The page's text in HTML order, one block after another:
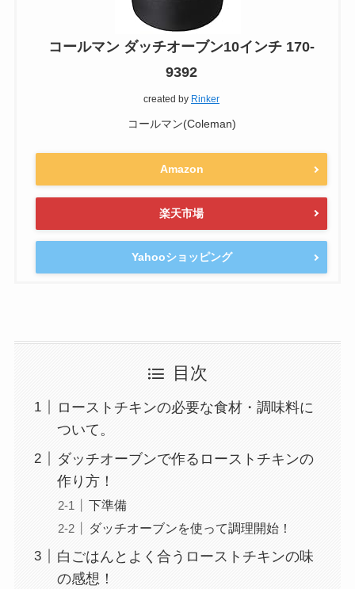
コールマン ダッチオーブン10インチ 170-
9392
created by Rinker
コールマン(Coleman)
Amazon
楽天市場
Yahooショッピング
目次
ローストチキンの必要な食材・調味料に
ついて。
ダッチオーブンで作るローストチキンの
作り方！
下準備
ダッチオーブンを使って調理開始！
白ごはんとよく合うローストチキンの味
の感想！